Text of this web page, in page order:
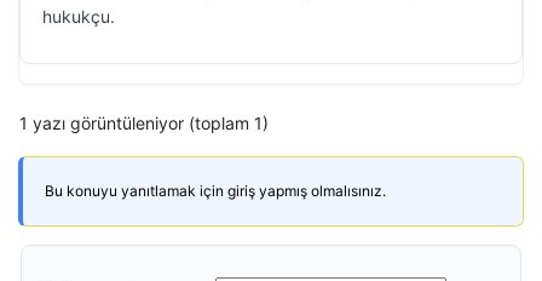
hukukçu.
1 yazı görüntüleniyor (toplam 1)
Bu konuyu yanıtlamak için giriş yapmış olmalısınız.